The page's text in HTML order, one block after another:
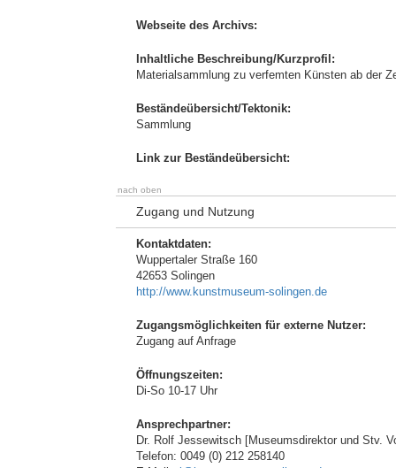
Webseite des Archivs:
Inhaltliche Beschreibung/Kurzprofil:
Materialsammlung zu verfemten Künsten ab der
Beständeübersicht/Tektonik:
Sammlung
Link zur Beständeübersicht:
nach oben
Zugang und Nutzung
Kontaktdaten:
Wuppertaler Straße 160
42653 Solingen
http://www.kunstmuseum-solingen.de
Zugangsmöglichkeiten für externe Nutzer:
Zugang auf Anfrage
Öffnungszeiten:
Di-So 10-17 Uhr
Ansprechpartner:
Dr. Rolf Jessewitsch [Museumsdirektor und Stv.
Telefon: 0049 (0) 212 258140